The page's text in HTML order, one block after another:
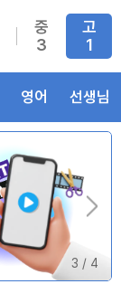
중
3
고
1
영어 선생님
3 / 4